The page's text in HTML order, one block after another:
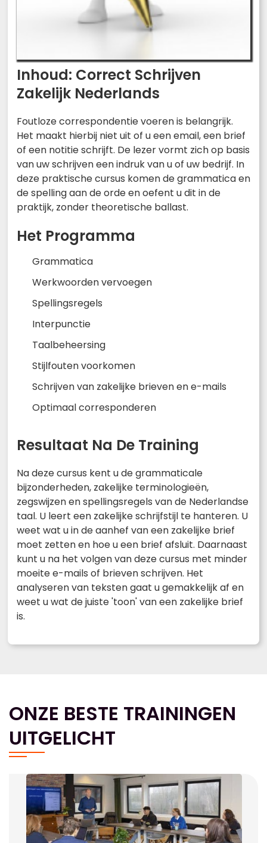
Inhoud: Correct Schrijven
Zakelijk Nederlands
Foutloze correspondentie voeren is belangrijk.
Het maakt hierbij niet uit of u een email, een brief
of een notitie schrijft. De lezer vormt zich op basis
van uw schrijven een indruk van u of uw bedrijf. In
deze praktische cursus komen de grammatica en
de spelling aan de orde en oefent u dit in de
praktijk, zonder theoretische ballast.
Het Programma
Grammatica
Werkwoorden vervoegen
Spellingsregels
Interpunctie
Taalbeheersing
Stijlfouten voorkomen
Schrijven van zakelijke brieven en e-mails
Optimaal corresponderen
Resultaat Na De Training
Na deze cursus kent u de grammaticale
bijzonderheden, zakelijke terminologieën,
zegswijzen en spellingsregels van de Nederlandse
taal. U leert een zakelijke schrijfstijl te hanteren. U
weet wat u in de aanhef van een zakelijke brief
moet zetten en hoe u een brief afsluit. Daarnaast
kunt u na het volgen van deze cursus met minder
moeite e-mails of brieven schrijven. Het
analyseren van teksten gaat u gemakkelijk af en
weet u wat de juiste 'toon' van een zakelijke brief
is.
ONZE BESTE TRAININGEN
UITGELICHT